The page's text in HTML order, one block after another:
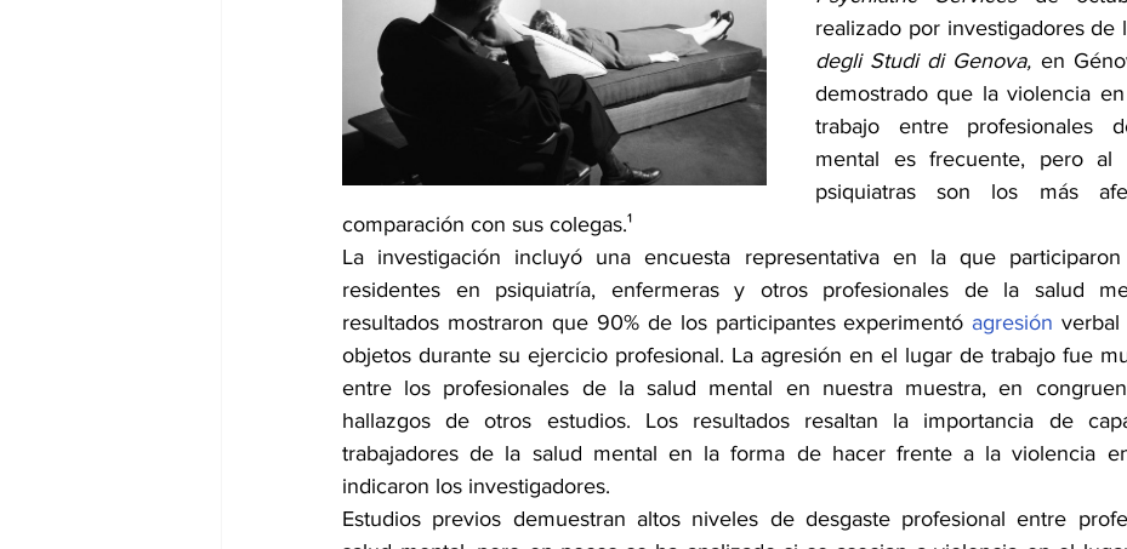
dia mundial de la hipertension
realizado por investigadores de
degli Studi di Genova, en
demostrado que la violencia
trabajo entre profesionales
mental es frecuente, pero al
psiquiatras son los más
comparación con sus colegas.¹
La investigación incluyó una encuesta representativa en la que participaron
residentes en psiquiatría, enfermeras y otros profesionales de la salud
resultados mostraron que 90% de los participantes experimentó agresión verbal
objetos durante su ejercicio profesional. La agresión en el lugar de trabajo fue
entre los profesionales de la salud mental en nuestra muestra, en
hallazgos de otros estudios. Los resultados resaltan la importancia de
trabajadores de la salud mental en la forma de hacer frente a la violencia
indicaron los investigadores.
Estudios previos demuestran altos niveles de desgaste profesional entre